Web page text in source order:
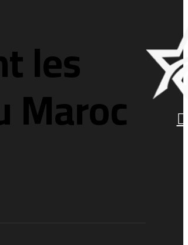
les
Maroc